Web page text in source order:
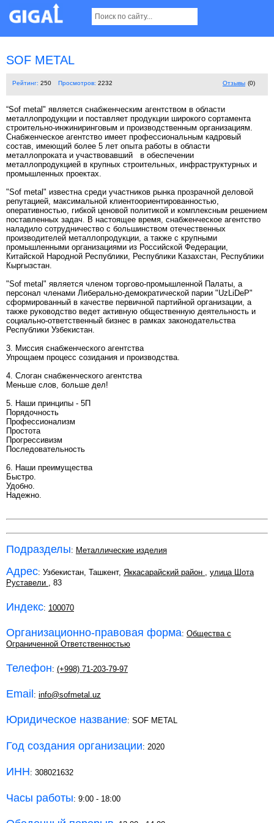
SOF METAL
Рейтинг: 250 Просмотров: 2232 Отзывы (0)
“Sof metal" является снабженческим агентством в области
металлопродукции и поставляет продукции широкого сортамента
строительно-инжиниринговым и производственным организациям.
Снабженческое агентство имеет профессиональным кадровый
состав, имеющий более 5 лет опыта работы в области
металлопроката и участвовавший в обеспечении
металлопродукцией в крупных строительных, инфраструктурных и
промышленных проектах.
"Sof metal" известна среди участников рынка прозрачной деловой
репутацией, максимальной клиентоориентированностью,
оперативностью, гибкой ценовой политикой и комплексным решением
поставленных задач. В настоящее время, снабженческое агентство
наладило сотрудничество с большинством отечественных
производителей металлопродукции, а также с крупными
промышленными организациями из Российской Федерации,
Китайской Народной Республики, Республики Казахстан, Республики
Кыргызстан.
"Sof metal" является членом торгово-промышленной Палаты, а
персонал членами Либерально-демократической парии "UzLiDeP"
сформированный в качестве первичной партийной организации, а
также руководство ведет активную общественную деятельность и
социально-ответственный бизнес в рамках законодательства
Республики Узбекистан.
3. Миссия снабженческого агентства
Упрощаем процесс созидания и производства.
4. Слоган снабженческого агентства
Меньше слов, больше дел!
5. Наши принципы - 5П
Порядочность
Профессионализм
Простота
Прогрессивизм
Последовательность
6. Наши преимущества
Быстро.
Удобно.
Надежно.
Подразделы: Металлические изделия
Адрес: Узбекистан, Ташкент, Яккасарайский район , улица Шота
Руставели , 83
Индекс: 100070
Организационно-правовая форма: Общества с
Ограниченной Ответственностью
Телефон: (+998) 71-203-79-97
Email : info@sofmetal.uz
Юридическое название: SOF METAL
Год создания организации: 2020
ИНН: 308021632
Часы работы: 9:00 - 18:00